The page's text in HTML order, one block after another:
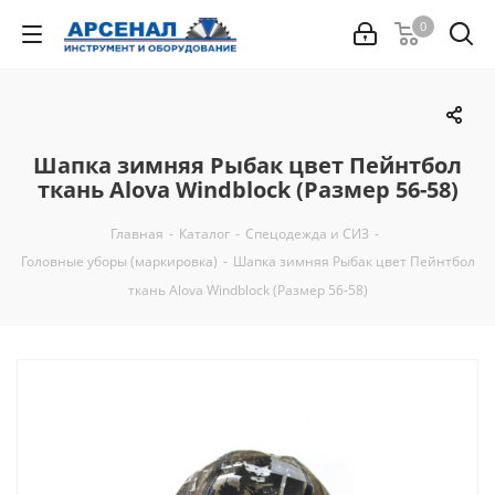
0
Шапка зимняя Рыбак цвет Пейнтбол
ткань Alova Windblock (Размер 56-58)
Главная - Каталог - Спецодежда и СИЗ -
Головные уборы (маркировка) - Шапка зимняя Рыбак цвет Пейнтбол
ткань Alova Windblock (Размер 56-58)